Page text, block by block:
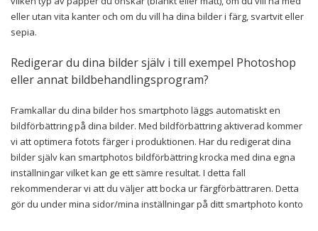
eller utan vita kanter och om du vill ha dina bilder i färg, svartvit eller
sepia.
Redigerar du dina bilder själv i till exempel Photoshop
eller annat bildbehandlingsprogram?
Framkallar du dina bilder hos smartphoto läggs automatiskt en
bildförbättring på dina bilder. Med bildförbättring aktiverad kommer
vi att optimera fotots färger i produktionen. Har du redigerat dina
bilder själv kan smartphotos bildförbättring krocka med dina egna
inställningar vilket kan ge ett sämre resultat. I detta fall
rekommenderar vi att du väljer att bocka ur färgförbättraren. Detta
gör du under mina sidor/mina inställningar på ditt smartphoto konto